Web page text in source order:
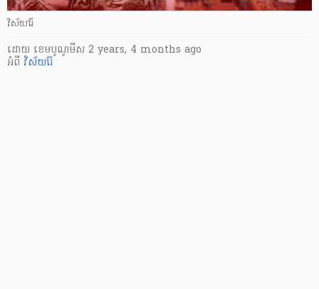
វិស័យរ៉ែ
ដោយ ​ ខេមបូណូមីស 2 years, 4 months ago
អំពី វិស័យរ៉ែ